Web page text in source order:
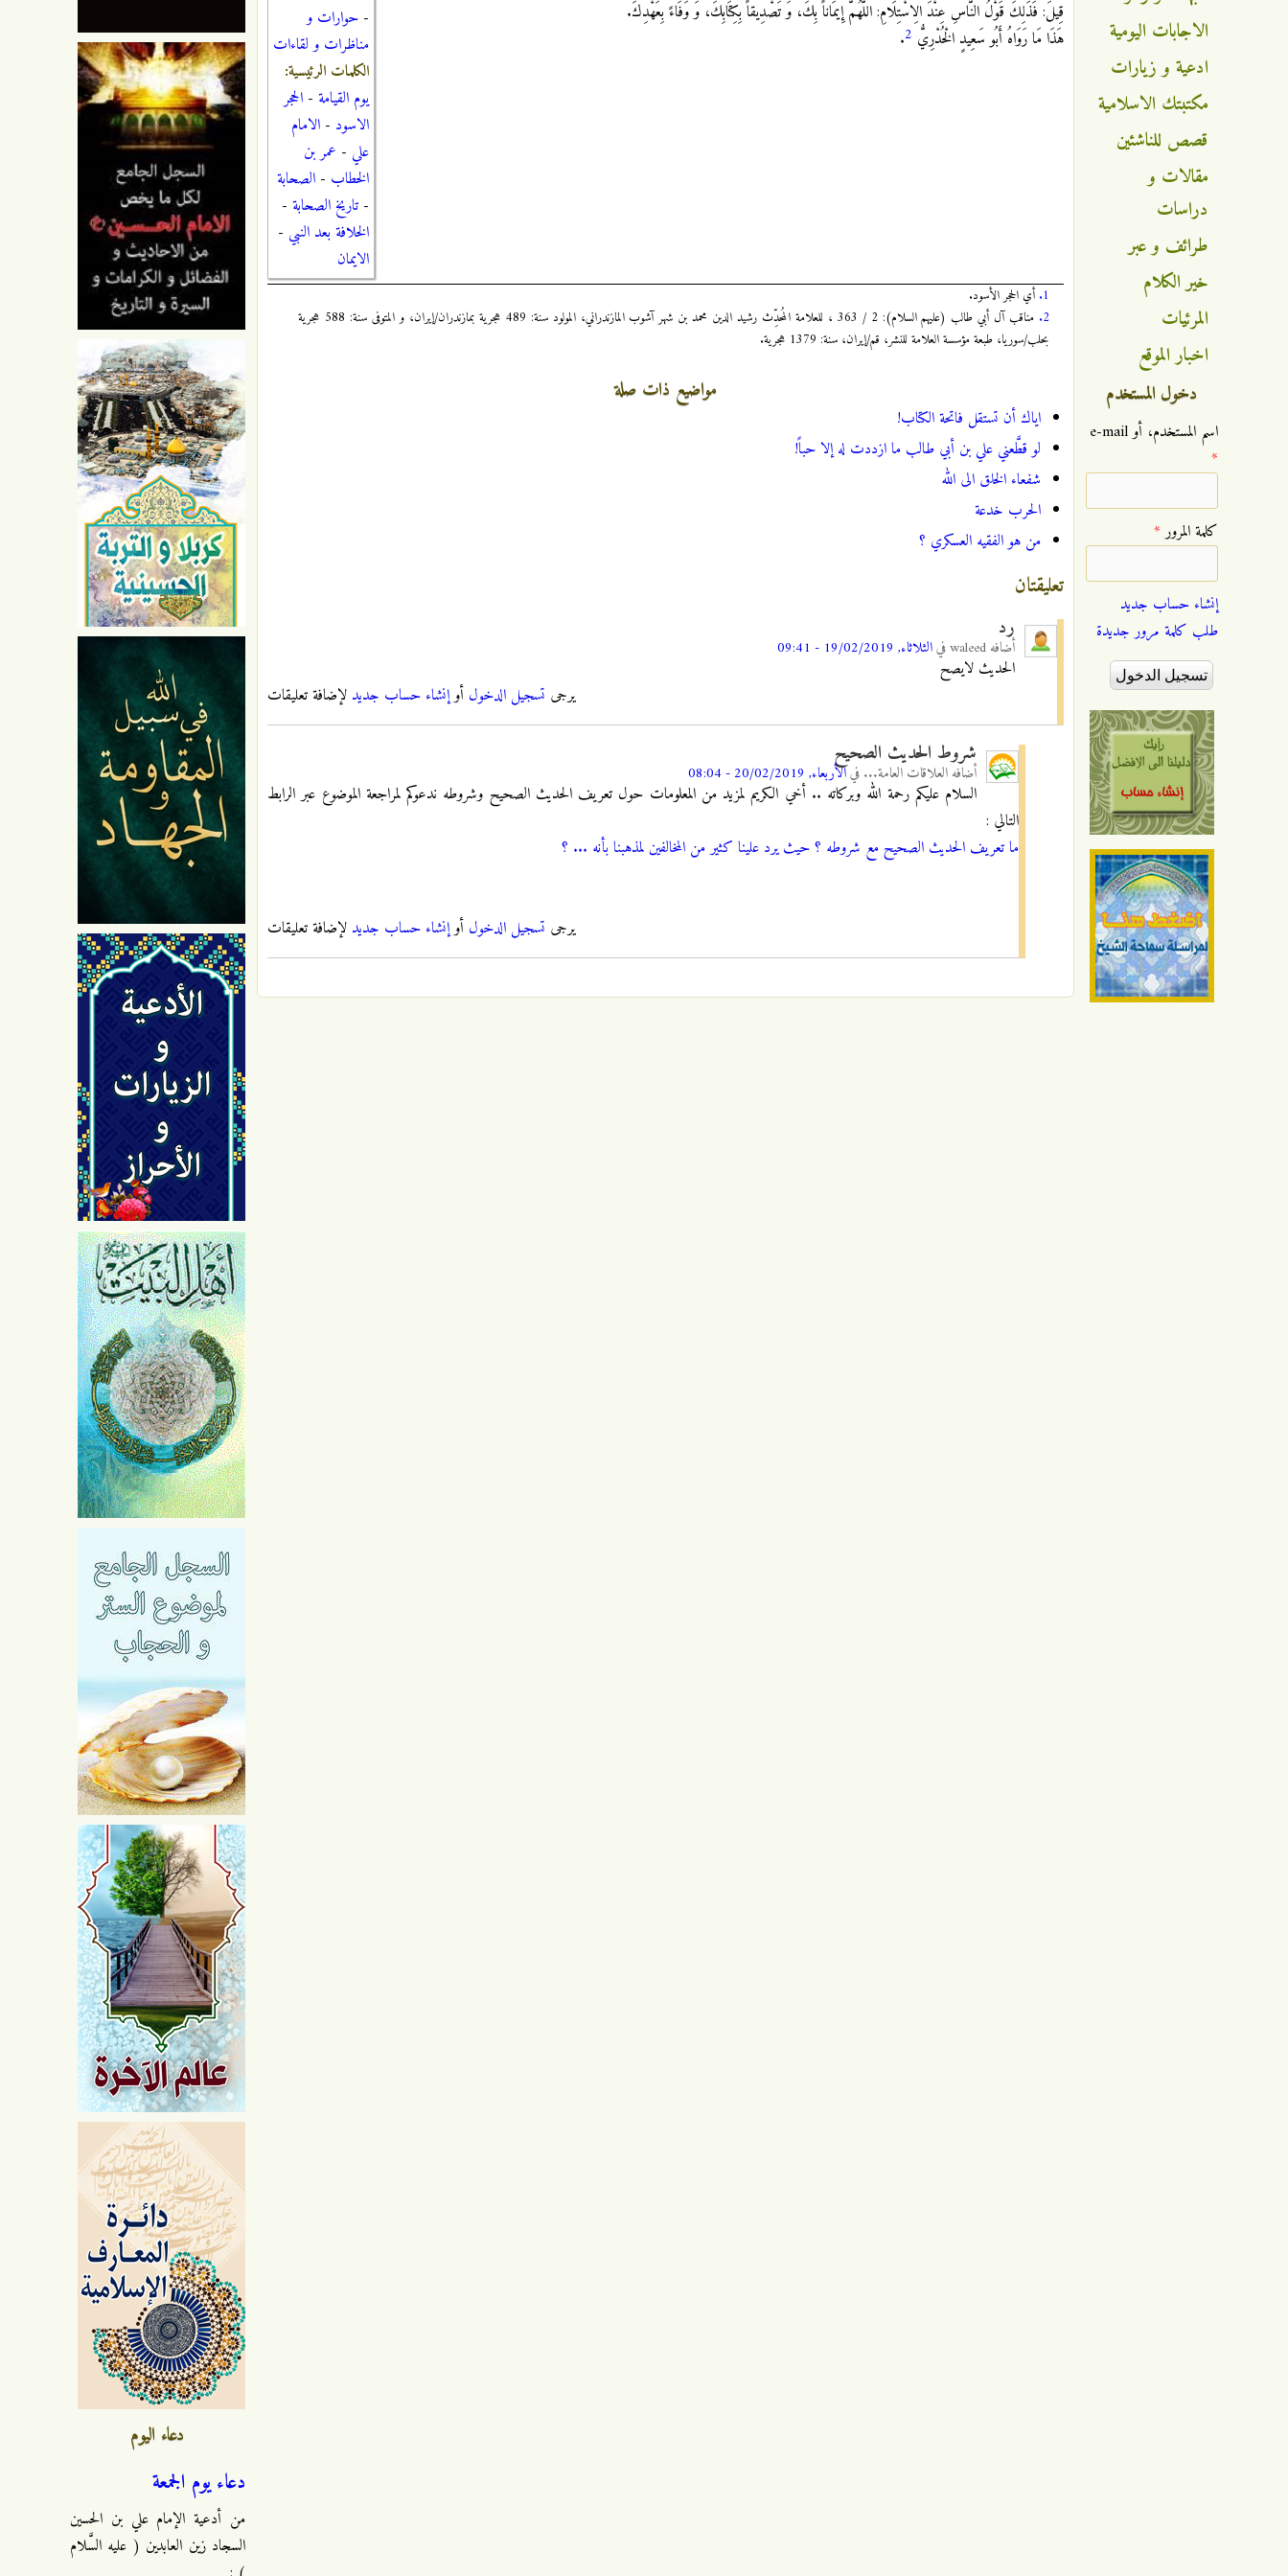
- حوارات و
مناظرات و لقاءات
الكلمات الرئيسية:
يوم القيامة - الحجر
الاسود - الامام
علي - عمر بن
الخطاب - الصحابة
- تاريخ الصحابة -
الخلافة بعد النبي -
الايمان
قِيلَ: فَذَلِكَ قَوْلُ النَّاسِ عِنْدَ الِاسْتِلَامِ: اللَّهُمَّ إِيمَاناً بِكَ، وَ تَصْدِيقاً بِكِتَابِكَ، وَ وَفَاءً بِعَهْدِكَ‏.
هَذَا مَا رَوَاهُ أَبُو سَعِيدٍ الْخُدْرِيُّ 2
.
1. أي الحجر الأسود.
2.
مناقب آل أبي طالب (عليهم السلام): 2 / 363 ، للعلامة المُحدِّث رشيد الدين محمد بن شهر آشوب المازندراني، المولود سنة: 489 هجرية بمازندران/إيران، و المتوفى سنة: 588 هجرية
بحلب/سوريا، طبعة مؤسسة العلامة للنشر، قم/إيران، سنة: 1379 هجرية.
مواضيع ذات صلة
اياك أن تستقل فاتحة الكتاب!
لو قطَّعني علي بن أبي طالب ما ازددت له إلا حباً!
شفعاء الخلق الى الله
الحرب خدعة
من هو الفقيه العسكري ؟
تعليقتان
رد
أضافه waleedفيالثلاثاء, 19/02/2019 - 09:41
الحديث لايصح
يرجى تسجيل الدخول أوإنشاء حساب جديد لإضافة تعليقات
شروط الحديث الصحيح
أضافه العلاقات العامة... فيالأربعاء, 20/02/2019 - 08:04
السلام عليكم رحمة الله وبركاته .. أخي الكريم لمزيد من المعلومات حول تعريف الحديث الصحيح وشروطه ندعوكم لمراجعة الموضوع عبر الرابط
التالي :
ما تعريف الحديث الصحيح مع شروطه ؟ حيث يرد علينا كثير من المخالفين لمذهبنا بأنه ... ؟
يرجى تسجيل الدخول أوإنشاء حساب جديد لإضافة تعليقات
دعاء اليوم
دعاء يوم الجمعة
من أدعية الإمام علي بن الحسين
السجاد زين العابدين ( عليه السَّلام
الاجابات اليومية
ادعية و زيارات
مكتبتك الاسلامية
قصص للناشئين
مقالات و
دراسات
طرائف و عبر
خير الكلام
المرئيات
اخبار الموقع
دخول المستخدم
‏اسم المستخدم، أو e-mail
*
‏كلمة المرور ‏*
إنشاء حساب جديد
طلب كلمة مرور جديدة